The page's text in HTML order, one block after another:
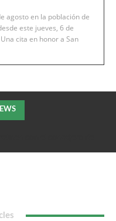
agosto en la población de
este jueves, 6 de
cita en honor a San